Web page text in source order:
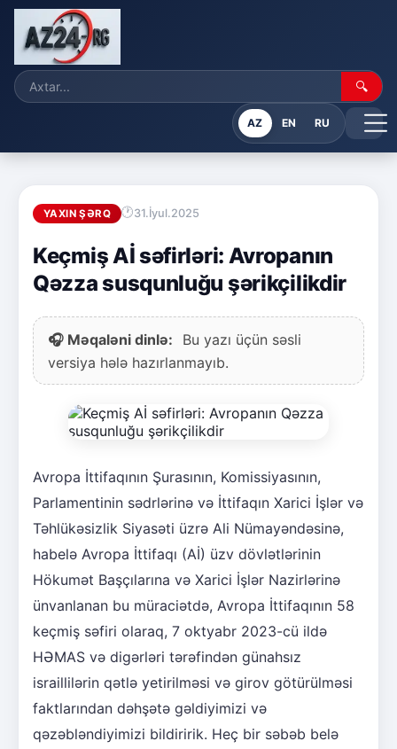
🔍
AZ EN RU
YAXIN ŞƏRQ 31.İyul.2025
Keçmiş Aİ səfirləri: Avropanın
Qəzza susqunluğu şərikçilikdir
🎧 Məqaləni dinlə:
Bu yazı üçün səsli
versiya hələ hazırlanmayıb.
Avropa İttifaqının Şurasının, Komissiyasının,
Parlamentinin sədrlərinə və İttifaqın Xarici İşlər və
Təhlükəsizlik Siyasəti üzrə Ali Nümayəndəsinə,
habelə Avropa İttifaqı (Aİ) üzv dövlətlərinin
Hökumət Başçılarına və Xarici İşlər Nazirlərinə
ünvanlanan bu müraciətdə, Avropa İttifaqının 58
keçmiş səfiri olaraq, 7 oktyabr 2023-cü ildə
HƏMAS və digərləri tərəfindən günahsız
israillilərin qətlə yetirilməsi və girov götürülməsi
faktlarından dəhşətə gəldiyimizi və
qəzəbləndiyimizi bildiririk. Heç bir səbəb belə